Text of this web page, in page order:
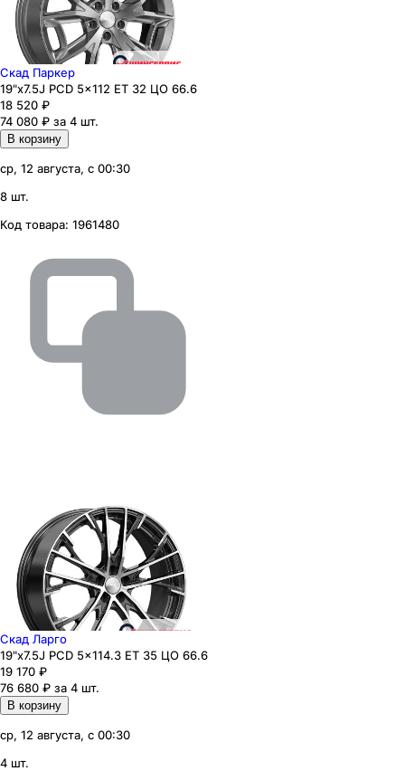
Скад Паркер
19"x7.5J PCD 5x112 ЕТ 32 ЦО 66.6
18 520 ₽
74 080 ₽ за 4 шт.
В корзину
ср, 12 августа, с 00:30
8 шт.
Код товара: 1961480
Скад Ларго
19"x7.5J PCD 5x114.3 ЕТ 35 ЦО 66.6
19 170 ₽
76 680 ₽ за 4 шт.
В корзину
ср, 12 августа, с 00:30
4 шт.